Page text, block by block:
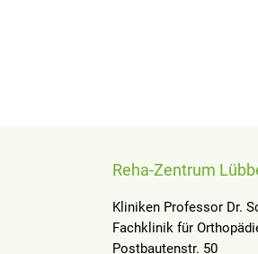
Reha-Zentrum
Kliniken Professor Dr.
Fachklinik für
Postbautenstr. 50